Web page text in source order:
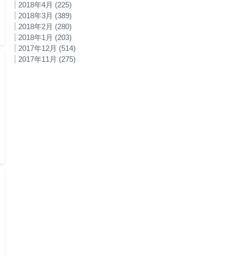
2018年4月 (225)
2018年3月 (389)
2018年2月 (280)
2018年1月 (203)
2017年12月 (514)
2017年11月 (275)